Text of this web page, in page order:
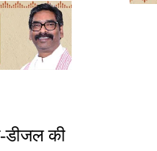
डीजल की